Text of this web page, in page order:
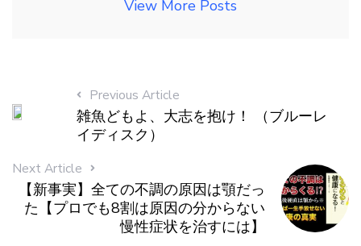
View More Posts
Previous Article
雑魚どもよ、大志を抱け！ （ブルーレ
イディスク）
Next Article
【新事実】全ての不調の原因は顎だっ
た【プロでも8割は原因の分からない
慢性症状を治すには】